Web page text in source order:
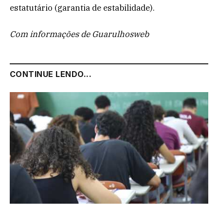
estatutário (garantia de estabilidade).
Com informações de Guarulhosweb
CONTINUE LENDO...